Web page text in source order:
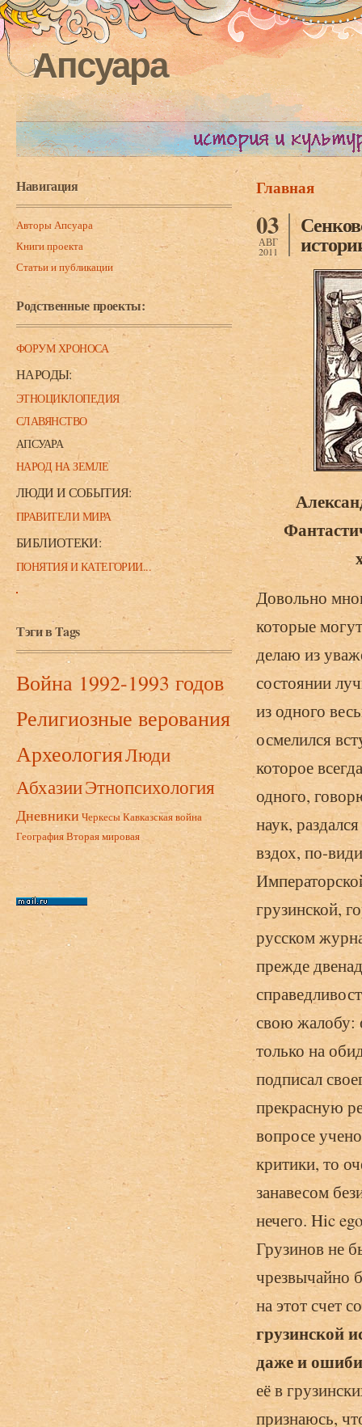
Апсуара
Навигация
Авторы Апсуара
Книги проекта
Статьи и публикации
Родственные проекты:
ФОРУМ ХРОНОСА
НАРОДЫ:
ЭТНОЦИКЛОПЕДИЯ
СЛАВЯНСТВО
АПСУАРА
НАРОД НА ЗЕМЛЕ
ЛЮДИ И СОБЫТИЯ:
ПРАВИТЕЛИ МИРА
БИБЛИОТЕКИ:
ПОНЯТИЯ И КАТЕГОРИИ...
Тэги в Tags
Война 1992-1993 годов
Религиозные верования
АрхеологияЛюди
АбхазииЭтнопсихология
Дневники ЧеркесыКавказская война
ГеографияВторая мировая
Вы здесь
Главная
03
АВГ
2011
Довольно
которые
делаю из
состоянии
из одного
осмелился
которое
одного,
наук,
вздох, по-
грузинской,
русском
прежде
свою жалобу:
только на
подписал
прекрасную
вопросе
критики, то
занавесом
нечего. Hic
Грузинов не
чрезвычайно
на этот счет
грузинской
даже и
её в
признаюсь,